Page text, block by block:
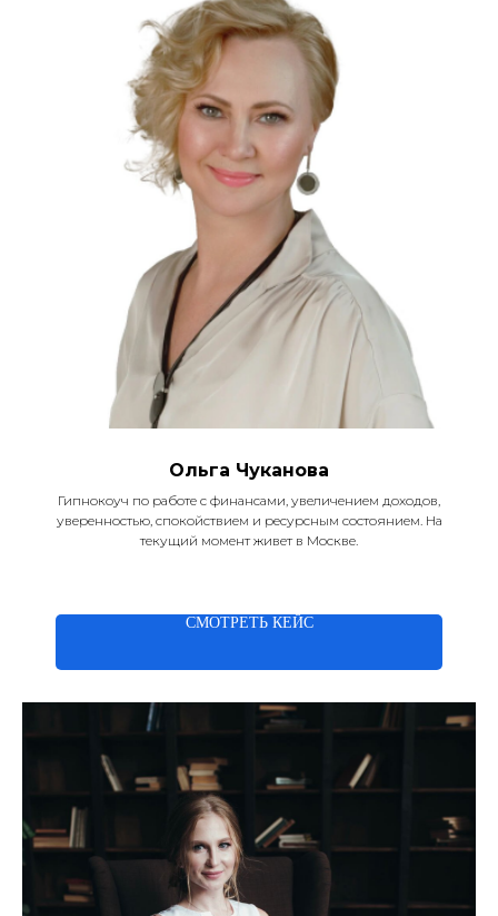
Ольга Чуканова
Гипнокоуч по работе с финансами, увеличением доходов,
уверенностью, спокойствием и ресурсным состоянием. На
текущий момент живет в Москве.
СМОТРЕТЬ КЕЙС